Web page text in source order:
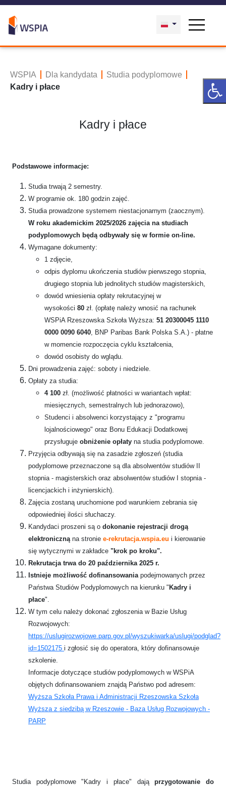
WSPIA Dla kandydata
Studia podyplomowe
Kadry i płace
Kadry i płace
Podstawowe informacje:
Studia trwają 2 semestry.
W programie ok. 180 godzin zajęć.
Studia prowadzone systemem niestacjonarnym (zaocznym).
W roku akademickim 2025/2026 zajęcia na studiach
podyplomowych będą odbywały się w formie on-line.
Wymagane dokumenty:
1 zdjęcie,
odpis dyplomu ukończenia studiów pierwszego stopnia,
drugiego stopnia lub jednolitych studiów magisterskich,
dowód wniesienia opłaty rekrutacyjnej w
wysokości 80 zł. (opłatę należy wnosić na rachunek
WSPiA Rzeszowska Szkoła Wyższa: 51 20300045 1110
0000 0090 6040, BNP Paribas Bank Polska S.A.) - płatne
w momencie rozpoczęcia cyklu kształcenia,
dowód osobisty do wglądu.
Dni prowadzenia zajęć: soboty i niedziele.
Opłaty za studia:
4 100 zł. (możliwość płatności w wariantach wpłat:
miesięcznych, semestralnych lub jednorazowo),
Studenci i absolwenci korzystający z "programu
lojalnościowego" oraz Bonu Edukacji Dodatkowej
przysługuje obniżenie opłaty na studia podyplomowe.
Przyjęcia odbywają się na zasadzie zgłoszeń (studia
podyplomowe przeznaczone są dla absolwentów studiów II
stopnia - magisterskich oraz absolwentów studiów I stopnia -
licencjackich i inżynierskich).
Zajęcia zostaną uruchomione pod warunkiem zebrania się
odpowiedniej ilości słuchaczy.
Kandydaci proszeni są o dokonanie rejestracji drogą
elektronicznąna stronie e-rekrutacja.wspia.eu i kierowanie
się wytycznymi w zakładce "krok po kroku".
Rekrutacja trwa do 20 października 2025 r.
Istnieje możliwość dofinansowaniapodejmowanych przez
Państwa Studiów Podyplomowych na kierunku " Kadry i
płace".
W tym celu należy dokonać zgłoszenia w Bazie Usług
Rozwojowych:
https://uslugirozwojowe.parp.gov.pl/wyszukiwarka/uslugi/podglad?
id=1502175 i zgłosić się do operatora, który dofinansowuje
szkolenie.
Informacje dotyczące studiów podyplomowych w WSPiA
objętych dofinansowaniem znajdą Państwo pod adresem:
Wyższa Szkoła Prawa i Administracji Rzeszowska Szkoła
Wyższa z siedzibą w Rzeszowie - Baza Usług Rozwojowych -
PARP
Studia podyplomowe "Kadry i płace" dająprzygotowanie do